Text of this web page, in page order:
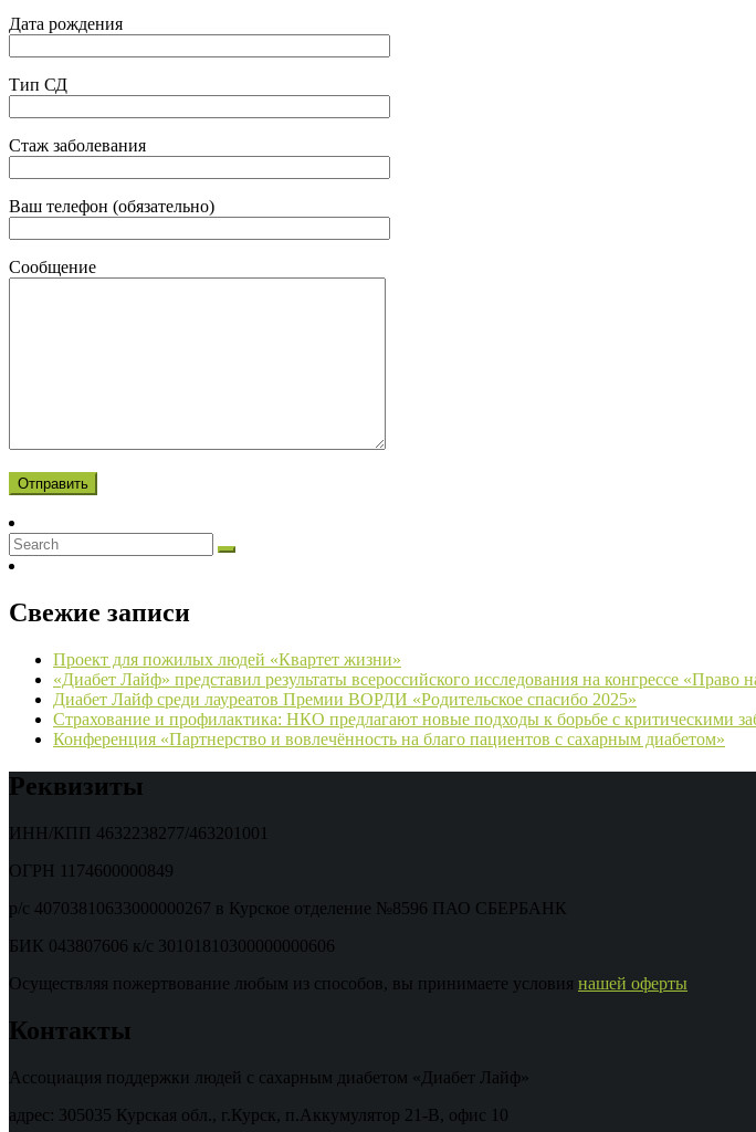
Дата рождения
Тип СД
Стаж заболевания
Ваш телефон (обязательно)
Сообщение
Свежие записи
Проект для пожилых людей «Квартет жизни»
«Диабет Лайф» представил результаты всероссийского исследования на конгрессе «Право
Диабет Лайф среди лауреатов Премии ВОРДИ «Родительское спасибо 2025»
Страхование и профилактика: НКО предлагают новые подходы к борьбе с критическими
Конференция «Партнерство и вовлечённость на благо пациентов с сахарным диабетом»
Реквизиты
ИНН/КПП 4632238277/463201001
ОГРН 1174600000849
р/с 40703810633000000267 в Курское отделение №8596 ПАО СБЕРБАНК
БИК 043807606 к/с 30101810300000000606
Осуществляя пожертвование любым из способов, вы принимаете условия нашей оферты
Контакты
Ассоциация поддержки людей с сахарным диабетом «Диабет Лайф»
адрес: 305035 Курская обл., г.Курск, п.Аккумулятор 21-В, офис 10